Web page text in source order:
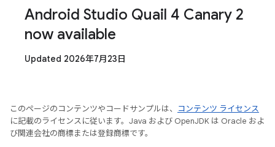
Android Studio Quail 4 Canary 2
now available
Updated 2026年7月23日
このページのコンテンツやコードサンプルは、
コンテンツ ライセンス
に記載のライセンスに従います。Java および OpenJDK は Oracle およ
び関連会社の商標または登録商標です。